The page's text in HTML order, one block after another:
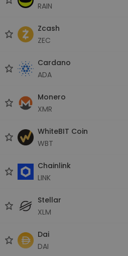
RAIN
Zcash
ZEC
Cardano
ADA
Monero
XMR
WhiteBIT Coin
WBT
Chainlink
LINK
Stellar
XLM
Dai
DAI